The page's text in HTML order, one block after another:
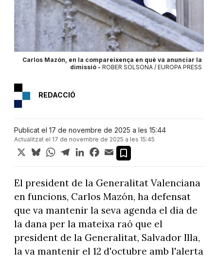
Carlos Mazón, en la compareixença en què va anunciar la
dimissió - ROBER SOLSONA / EUROPA PRESS
REDACCIÓ
Publicat el 17 de novembre de 2025 a les 15:44
Actualitzat el 17 de novembre de 2025 a les 15:45
X BlueskyWhatsApp
TelegramLinkedInFacebook
Email
El president de la Generalitat Valenciana
en funcions, Carlos Mazón, ha defensat
que va mantenir la seva agenda el dia de
la dana per la mateixa raó que el
president de la Generalitat, Salvador Illa,
la va mantenir el 12 d'octubre amb l'alerta